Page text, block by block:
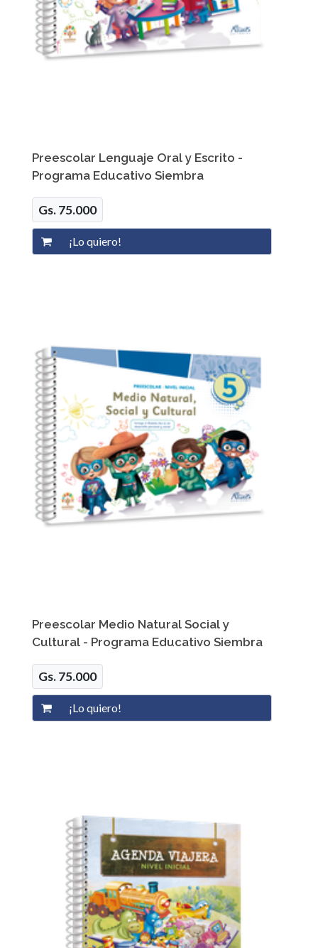
Preescolar Lenguaje Oral y Escrito -
Programa Educativo Siembra
Gs. 75.000
Preescolar Medio Natural Social y
Cultural - Programa Educativo Siembra
Gs. 75.000